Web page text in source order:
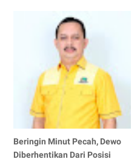
Beringin Minut Pecah, Dewo
Diberhentikan Dari Posisi